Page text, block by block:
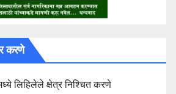
करणे
लिहिलेले क्षेत्र निश्चित करणे